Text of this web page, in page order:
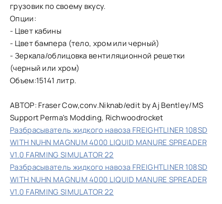
грузовик по своему вкусу.
Опции:
- Цвет кабины
- Цвет бампера (тело, хром или черный)
- Зеркала/облицовка вентиляционной решетки
(черный или хром)
Объем:15141 литр.
АВТОР: Fraser Cow,conv.Niknab/edit by Aj Bentley/MS
Support Perma's Modding, Richwoodrocket
Разбрасыватель жидкого навоза FREIGHTLINER 108SD
WITH NUHN MAGNUM 4000 LIQUID MANURE SPREADER
V1.0 FARMING SIMULATOR 22
Разбрасыватель жидкого навоза FREIGHTLINER 108SD
WITH NUHN MAGNUM 4000 LIQUID MANURE SPREADER
V1.0 FARMING SIMULATOR 22